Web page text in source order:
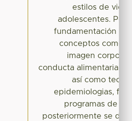
estilos de vida
adolescentes. Por
fundamentación
conceptos como
imagen
conducta alimentaria,
así como
epidemiologias,
programas de
posteriormente se